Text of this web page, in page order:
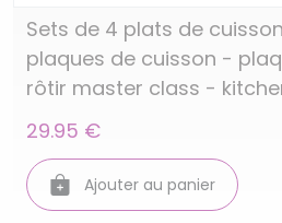
Sets de 4 plats de
plaques de cuisson -
rôtir master class -
29.95 €
Ajouter au panier